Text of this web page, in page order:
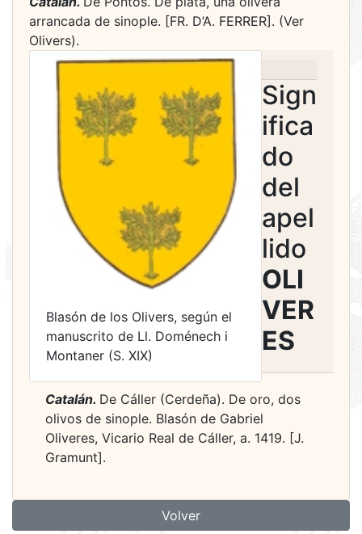
arrancada de sinople. [FR. D’A. FERRER]. (Ver
Olivers).
Blasón de los Olivers, según el
manuscrito de Ll. Doménech i
Montaner (S. XIX)
Sign
ifica
do
del
apel
lido
OLI
VER
ES
Catalán. De Cáller (Cerdeña). De oro, dos
olivos de sinople. Blasón de Gabriel
Oliveres, Vicario Real de Cáller, a. 1419. [J.
Gramunt].
Volver